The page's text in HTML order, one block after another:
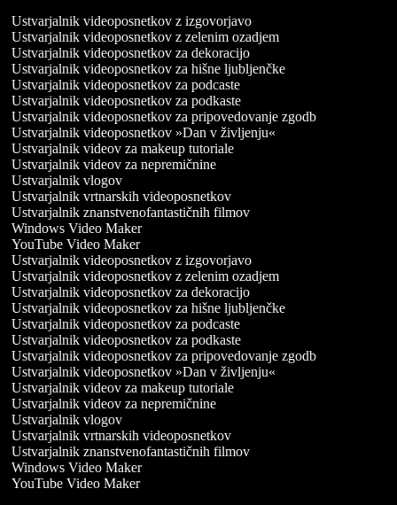
Ustvarjalnik videoposnetkov z izgovorjavo
Ustvarjalnik videoposnetkov z zelenim ozadjem
Ustvarjalnik videoposnetkov za dekoracijo
Ustvarjalnik videoposnetkov za hišne ljubljenčke
Ustvarjalnik videoposnetkov za podcaste
Ustvarjalnik videoposnetkov za podkaste
Ustvarjalnik videoposnetkov za pripovedovanje zgodb
Ustvarjalnik videoposnetkov »Dan v življenju«
Ustvarjalnik videov za makeup tutoriale
Ustvarjalnik videov za nepremičnine
Ustvarjalnik vlogov
Ustvarjalnik vrtnarskih videoposnetkov
Ustvarjalnik znanstvenofantastičnih filmov
Windows Video Maker
YouTube Video Maker
Ustvarjalnik videoposnetkov z izgovorjavo
Ustvarjalnik videoposnetkov z zelenim ozadjem
Ustvarjalnik videoposnetkov za dekoracijo
Ustvarjalnik videoposnetkov za hišne ljubljenčke
Ustvarjalnik videoposnetkov za podcaste
Ustvarjalnik videoposnetkov za podkaste
Ustvarjalnik videoposnetkov za pripovedovanje zgodb
Ustvarjalnik videoposnetkov »Dan v življenju«
Ustvarjalnik videov za makeup tutoriale
Ustvarjalnik videov za nepremičnine
Ustvarjalnik vlogov
Ustvarjalnik vrtnarskih videoposnetkov
Ustvarjalnik znanstvenofantastičnih filmov
Windows Video Maker
YouTube Video Maker